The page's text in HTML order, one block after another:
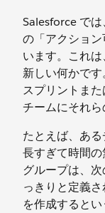
Salesforce で
の「アクショ
います。これ
新しい何かです
スプリントま
チームにそれら
たとえば、あ
長すぎて時間の
グループは、
っきりと定義
を作成すると